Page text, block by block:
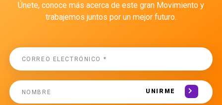
Únete, conoce más acerca de este gran Movimiento y
trabajemos juntos por un mejor futuro.
UNIRME